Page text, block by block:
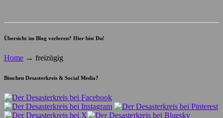
Übersicht im Blog verloren? Hier bist Du!
Home → freizügig
Bisschen Desasterkreis & Social Media?